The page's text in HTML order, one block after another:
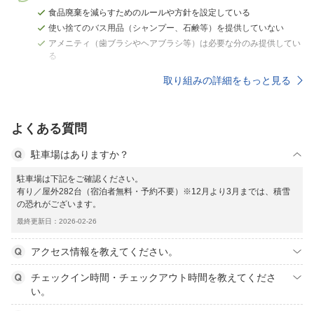
食品廃棄を減らすためのルールや方針を設定している
使い捨てのバス用品（シャンプー、石鹸等）を提供していない
アメニティ（歯ブラシやヘアブラシ等）は必要な分のみ提供してい
る
取り組みの詳細をもっと見る
よくある質問
駐車場はありますか？
駐車場は下記をご確認ください。
有り／屋外282台（宿泊者無料・予約不要）※12月より3月までは、積雪
の恐れがございます。
最終更新日：2026-02-26
アクセス情報を教えてください。
チェックイン時間・チェックアウト時間を教えてくださ
い。